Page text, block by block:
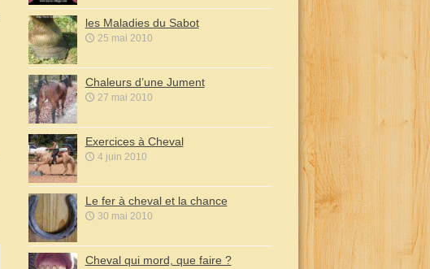
les Maladies du Sabot
25 mai 2010
Chaleurs d’une Jument
27 mai 2010
Exercices à Cheval
4 juin 2010
Le fer à cheval et la chance
30 mai 2010
Cheval qui mord, que faire ?